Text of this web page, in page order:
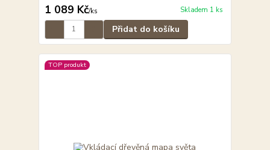
1 089 Kč/ks Skladem 1 ks
Přidat do košíku
TOP produkt